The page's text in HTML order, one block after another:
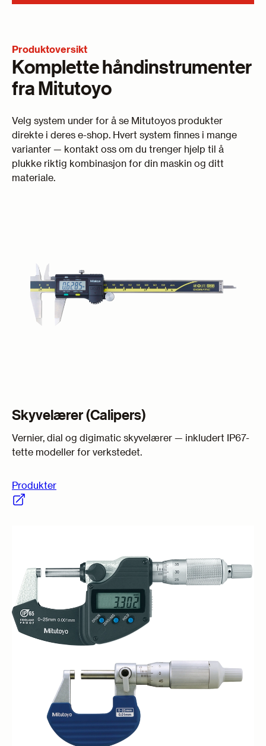
Produktoversikt
Komplette håndinstrumenter
fra Mitutoyo
Velg system under for å se Mitutoyos produkter
direkte i deres e-shop. Hvert system finnes i mange
varianter — kontakt oss om du trenger hjelp til å
plukke riktig kombinasjon for din maskin og ditt
materiale.
Skyvelærer (Calipers)
Vernier, dial og digimatic skyvelærer — inkludert IP67-
tette modeller for verkstedet.
Produkter